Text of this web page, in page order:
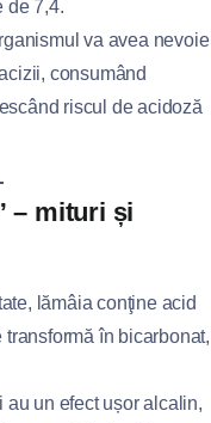
de 7,4.
va avea nevoie
consumând
riscul de acidoză
– mituri și
lămâia conţine acid
în bicarbonat,
au un efect ușor alcalin,